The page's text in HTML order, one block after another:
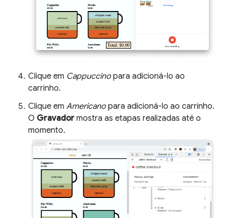
Clique em Cappuccino para adicioná-lo ao
carrinho.
Clique em Americano para adicioná-lo ao carrinho.
O Gravador mostra as etapas realizadas até o
momento.